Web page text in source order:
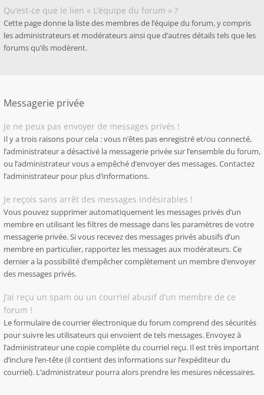
Qu’est-ce que le lien « L’équipe du forum » ?
Cette page donne la liste des membres de l’équipe du forum, y compris
les administrateurs et modérateurs ainsi que d’autres détails tels que les
forums qu’ils modèrent.
Messagerie privée
Je ne peux pas envoyer de messages privés !
Il y a trois raisons pour cela : vous n’êtes pas enregistré et/ou connecté,
l’administrateur a désactivé la messagerie privée sur l’ensemble du forum,
ou l’administrateur vous a empêché d’envoyer des messages. Contactez
l’administrateur pour plus d’informations.
Je reçois sans arrêt des messages indésirables !
Vous pouvez supprimer automatiquement les messages privés d’un
membre en utilisant les filtres de message dans les paramètres de votre
messagerie privée. Si vous recevez des messages privés abusifs d’un
membre en particulier, rapportez les messages aux modérateurs. Ce
dernier a la possibilité d’empêcher complètement un membre d’envoyer
des messages privés.
J’ai reçu un spam ou un courriel abusif d’un membre de ce
forum !
Le formulaire de courrier électronique du forum comprend des sécurités
pour suivre les utilisateurs qui envoient de tels messages. Envoyez à
l’administrateur une copie complète du courriel reçu. Il est très important
d’inclure l’en-tête (il contient des informations sur l’expéditeur du
courriel). L’administrateur pourra alors prendre les mesures nécessaires.